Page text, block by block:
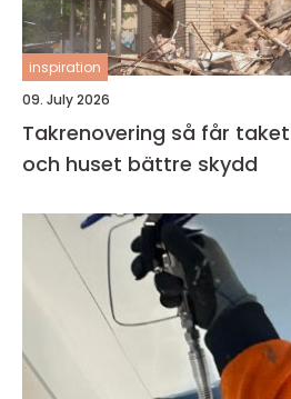
inspiration
09. July 2026
Takrenovering så får taket längre livslängd
och huset bättre skydd